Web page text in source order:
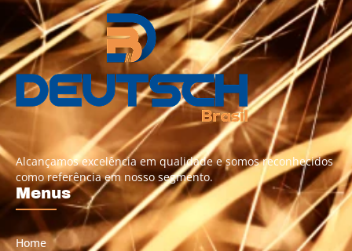
Alcançamos excelência em qualidade e somos reconhecidos
como referência em nosso segmento.
Menus
Home